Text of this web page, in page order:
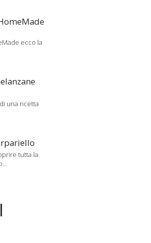
ecco la
una ricetta
tutta la